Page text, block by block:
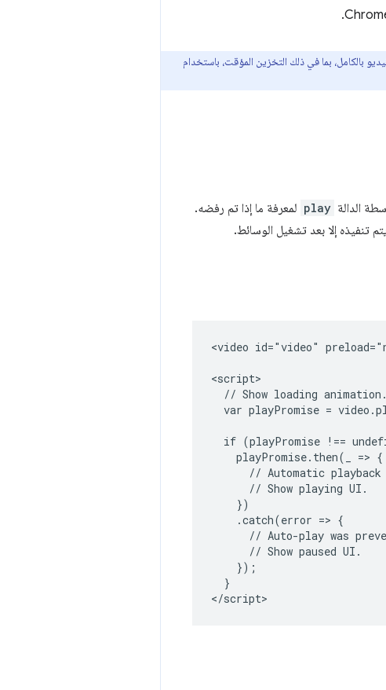
بالكامل، بما في ذلك التخزين المؤقت، باستخدام
الدالة play لمعرفة ما إذا تم رفضه.
تنفيذه إلا بعد تشغيل الوسائط.
<video id="video"
<script>
  // Show loading animation.
var playPromise =
if (playPromise !==
    playPromise.then(_ => {
// Automatic playback
      // Show playing UI.
    })
    .catch(error => {
// Auto-play was
      // Show paused UI.
    });
  }
</script>